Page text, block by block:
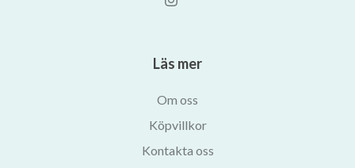
Läs mer
Om oss
Köpvillkor
Kontakta oss